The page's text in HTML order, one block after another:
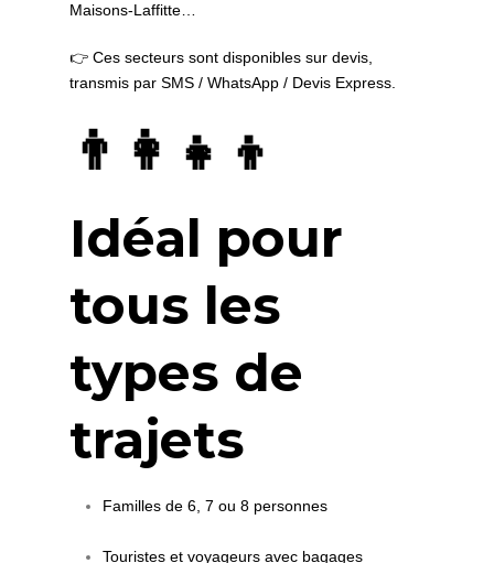
Maisons-Laffitte…
👉 Ces secteurs sont disponibles sur devis,
transmis par SMS / WhatsApp / Devis Express.
👨‍👩‍👧‍👦
Idéal pour
tous les
types de
trajets
Familles de 6, 7 ou 8 personnes
Touristes et voyageurs avec bagages